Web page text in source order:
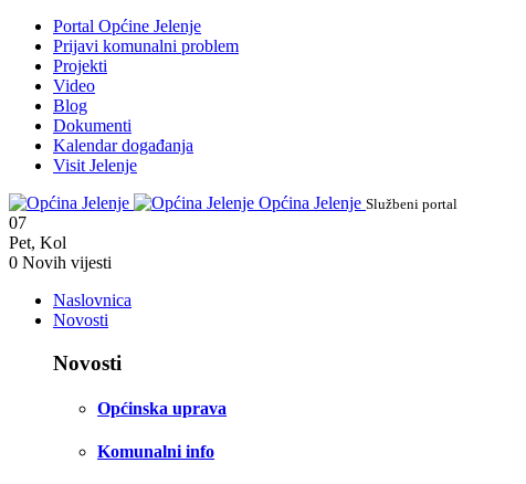
Portal Općine Jelenje
Prijavi komunalni problem
Projekti
Video
Blog
Dokumenti
Kalendar događanja
Visit Jelenje
Općina Jelenje Službeni portal
07
Pet, Kol
0 Novih vijesti
Naslovnica
Novosti
Novosti
Općinska uprava
Komunalni info